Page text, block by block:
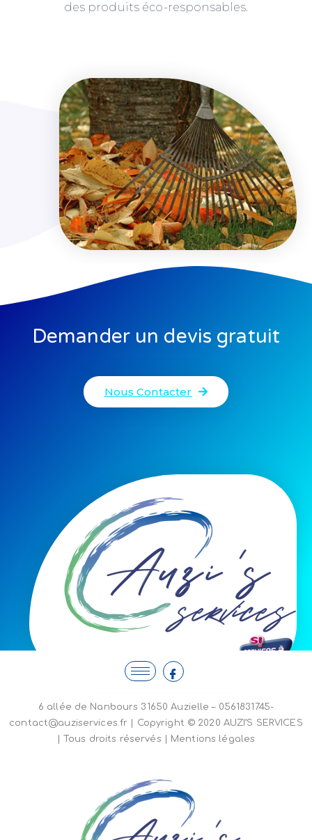
des produits éco-responsables.
Demander un devis gratuit
Nous Contacter
6 allée de Nanbours 31650 Auzielle – 0561831745-
contact@auziservices.fr | Copyright © 2020 AUZI’S SERVICES
| Tous droits réservés |
Mentions légales